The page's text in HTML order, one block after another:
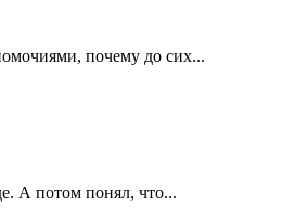
почему до сих...
А потом понял, что...